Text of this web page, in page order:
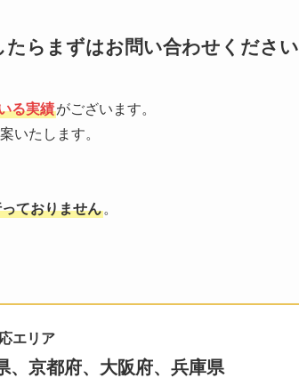
らまずはお問い合わせください
る実績がございます。
いたします。
ておりません 。
エリア
、京都府、大阪府、兵庫県